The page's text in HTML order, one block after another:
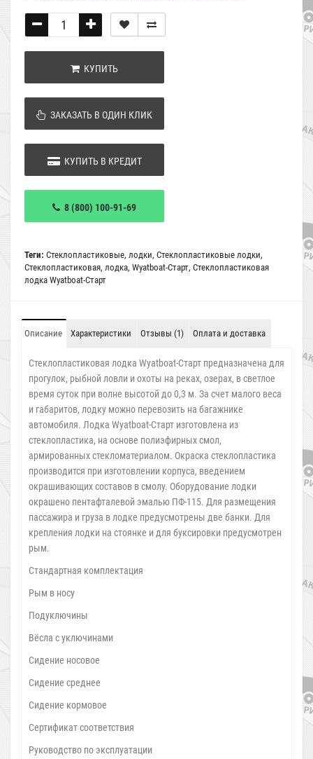
КУПИТЬ
ЗАКАЗАТЬ В ОДИН КЛИК
КУПИТЬ В КРЕДИТ
8 (800) 100-91-69
Теги: Стеклопластиковые, лодки, Стеклопластиковые лодки,
Стеклопластиковая, лодка, Wyatboat-Старт, Стеклопластиковая
лодка Wyatboat-Старт
Описание Характеристики Отзывы (1) Оплата и доставка
Стеклопластиковая лодка Wyatboat-Старт предназначена для
прогулок, рыбной ловли и охоты на реках, озерах, в светлое
время суток при волне высотой до 0,3 м. За счет малого веса
и габаритов, лодку можно перевозить на багажнике
автомобиля. Лодка Wyatboat-Старт изготовлена из
стеклопластика, на основе полиэфирных смол,
армированных стекломатериалом. Окраска стеклопластика
производится при изготовлении корпуса, введением
окрашивающих составов в смолу. Оборудование лодки
окрашено пентафталевой эмалью ПФ-115. Для размещения
пассажира и груза в лодке предусмотрены две банки. Для
крепления лодки на стоянке и для буксировки предусмотрен
рым.
Стандартная комплектация
Рым в носу
Подуключины
Вёсла с уключинами
Сидение носовое
Сидение среднее
Сидение кормовое
Сертификат соответствия
Руководство по эксплуатации